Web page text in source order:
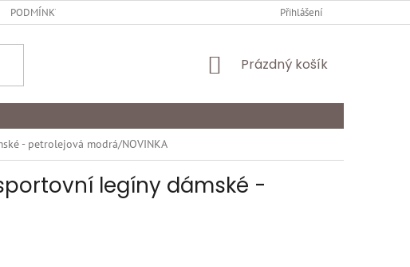
PODMÍNKY OCHRANY OSOBNÍCH ÚDAJŮ ODSTOUPENÍ OD
Přihlášení
NÁKUPNÍ
Prázdný košík
- petrolejová modrá/NOVINKA
legíny dámské -